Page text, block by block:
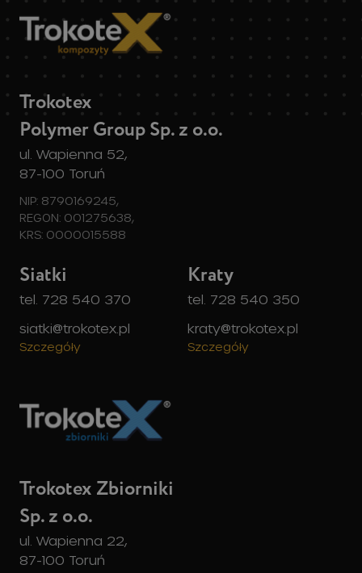
Trokotex
Polymer Group Sp. z o.o.
ul. Wapienna 52,
87-100 Toruń
NIP: 8790169245,
REGON: 001275638,
KRS: 0000015588
Siatki
tel. 728 540 370
siatki@trokotex.pl
Szczegóły
Kraty
tel. 728 540 350
kraty@trokotex.pl
Szczegóły
Trokotex Zbiorniki
Sp. z o.o.
ul. Wapienna 22,
87-100 Toruń